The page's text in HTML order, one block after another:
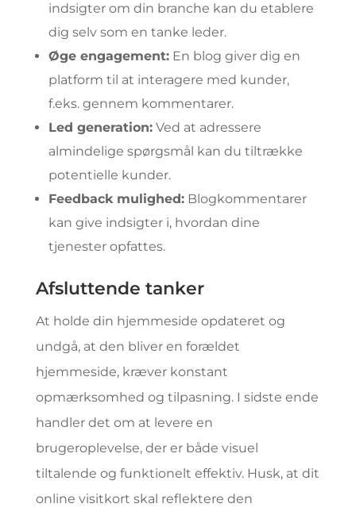
indsigter om din branche kan du etablere
dig selv som en tanke leder.
Øge engagement:En blog giver dig en
platform til at interagere med kunder,
f.eks. gennem kommentarer.
Led generation:Ved at adressere
almindelige spørgsmål kan du tiltrække
potentielle kunder.
Feedback mulighed:Blogkommentarer
kan give indsigter i, hvordan dine
tjenester opfattes.
Afsluttende tanker
At holde din hjemmeside opdateret og
undgå, at den bliver en forældet
hjemmeside, kræver konstant
opmærksomhed og tilpasning. I sidste ende
handler det om at levere en
brugeroplevelse, der er både visuel
tiltalende og funktionelt effektiv. Husk, at dit
online visitkort skal reflektere den